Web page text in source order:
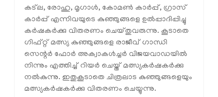
കട്ല, രോഹു, മൃഗാള്‍, കോമണ്‍ കാര്‍പ്പ്, ഗ്രാസ്
കാര്‍പ്പ് എന്നിവയുടെ കുഞ്ഞുങ്ങളെ ഉല്‍പ്പാദിപ്പിച്ചു
കര്‍ഷകര്‍ക്കു വിതരണം ചെയ്തുവരുന്നു. കൂടാതെ
ഗിഫ്റ്റ് മത്സ്യ കുഞ്ഞുങ്ങളെ രാജീവ് ഗാന്ധി
സെന്റര്‍ ഫോര്‍ അക്വാകള്‍ച്ചര്‍ വിജയവാഡയില്‍
നിന്നും എത്തിച്ച് റിയര്‍ ചെയ്ത് മത്സ്യകര്‍ഷകര്‍ക്കു
നല്‍കുന്നു. ഇതുകൂടാതെ ചിത്രലാട കുഞ്ഞുങ്ങളെയും
മത്സ്യകര്‍ഷകര്‍ക്കു വിതരണം ചെയ്യുന്നു.